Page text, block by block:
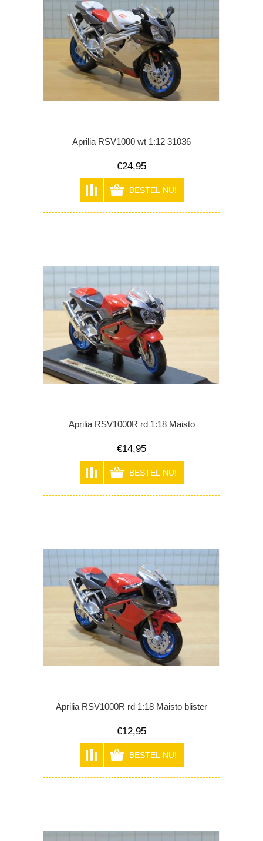
Aprilia RSV1000 wt 1:12 31036
€24,95
Aprilia RSV1000R rd 1:18 Maisto
€14,95
Aprilia RSV1000R rd 1:18 Maisto blister
€12,95